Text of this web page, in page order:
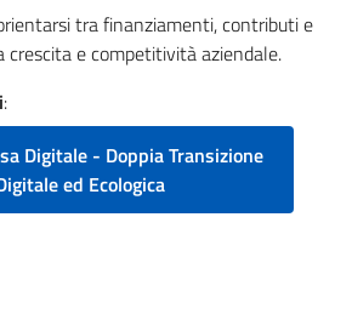
tra finanziamenti, contributi e
crescita e competitività aziendale.
:
Digitale - Doppia Transizione
ed Ecologica